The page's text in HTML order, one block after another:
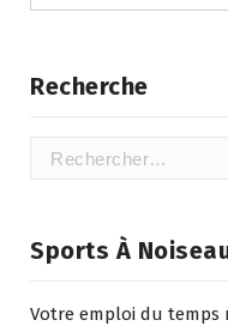
Recherche
Rechercher :
Sports À
Votre emploi du temps